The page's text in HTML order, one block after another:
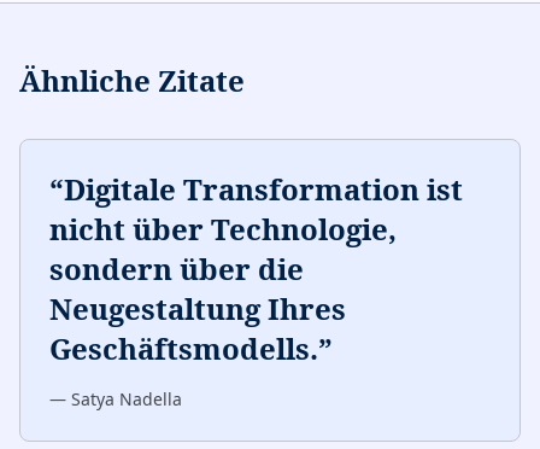
Ähnliche Zitate
“Digitale Transformation ist
nicht über Technologie,
sondern über die
Neugestaltung Ihres
Geschäftsmodells.”
— Satya Nadella